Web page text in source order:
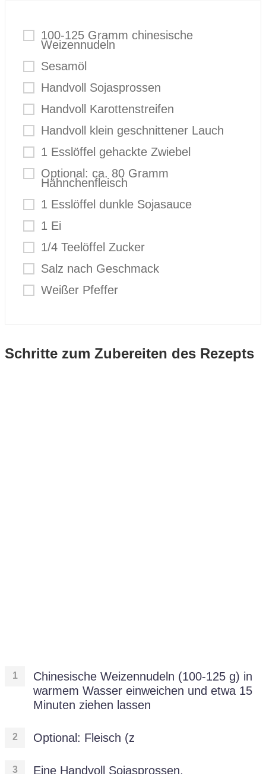
100-125 Gramm chinesische
Weizennudeln
Sesamöl
Handvoll Sojasprossen
Handvoll Karottenstreifen
Handvoll klein geschnittener Lauch
1 Esslöffel gehackte Zwiebel
Optional: ca. 80 Gramm
Hähnchenfleisch
1 Esslöffel dunkle Sojasauce
1 Ei
1/4 Teelöffel Zucker
Salz nach Geschmack
Weißer Pfeffer
Schritte zum Zubereiten des Rezepts
Chinesische Weizennudeln (100-125 g) in
warmem Wasser einweichen und etwa 15
Minuten ziehen lassen
Optional: Fleisch (z
Eine Handvoll Sojasprossen,